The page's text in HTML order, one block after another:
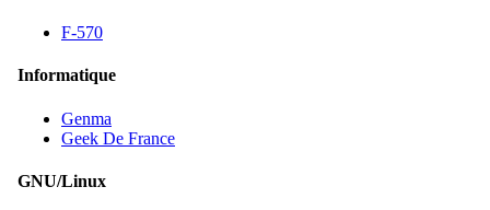
F-570
Informatique
Genma
Geek De France
GNU/Linux